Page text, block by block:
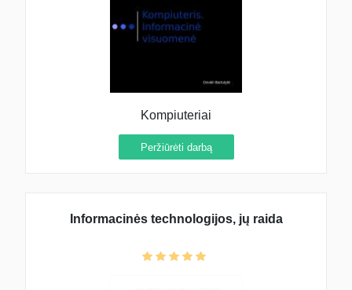
Kompiuteriai
Peržiūrėti darbą
Informacinės technologijos, jų raida